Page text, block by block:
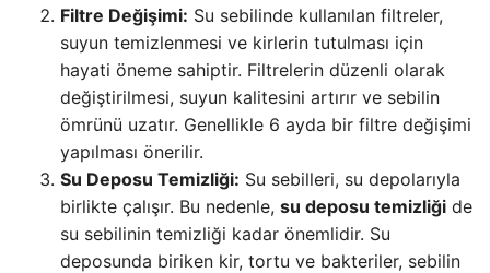
Filtre Değişimi: Su sebilinde kullanılan filtreler,
suyun temizlenmesi ve kirlerin tutulması için
hayati öneme sahiptir. Filtrelerin düzenli olarak
değiştirilmesi, suyun kalitesini artırır ve sebilin
ömrünü uzatır. Genellikle 6 ayda bir filtre değişimi
yapılması önerilir.
Su Deposu Temizliği: Su sebilleri, su depolarıyla
birlikte çalışır. Bu nedenle, su deposu temizliği de
su sebilinin temizliği kadar önemlidir. Su
deposunda biriken kir, tortu ve bakteriler, sebilin